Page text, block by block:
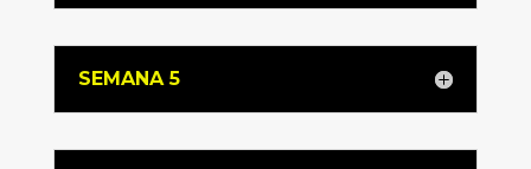
SEMANA 5